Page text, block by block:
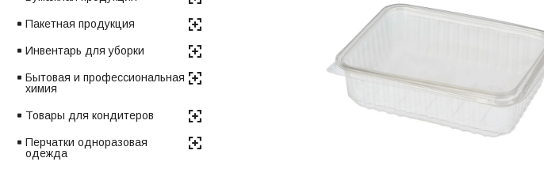
Пакетная продукция
Инвентарь для уборки
Бытовая и профессиональная
химия
Товары для кондитеров
Перчатки одноразовая
одежда